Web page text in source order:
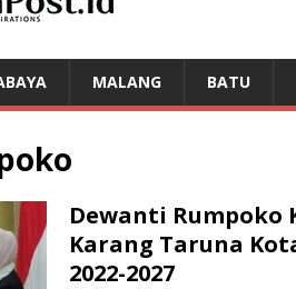
MALANG BATU
Dewanti Rumpoko
Karang Taruna
2022-2027